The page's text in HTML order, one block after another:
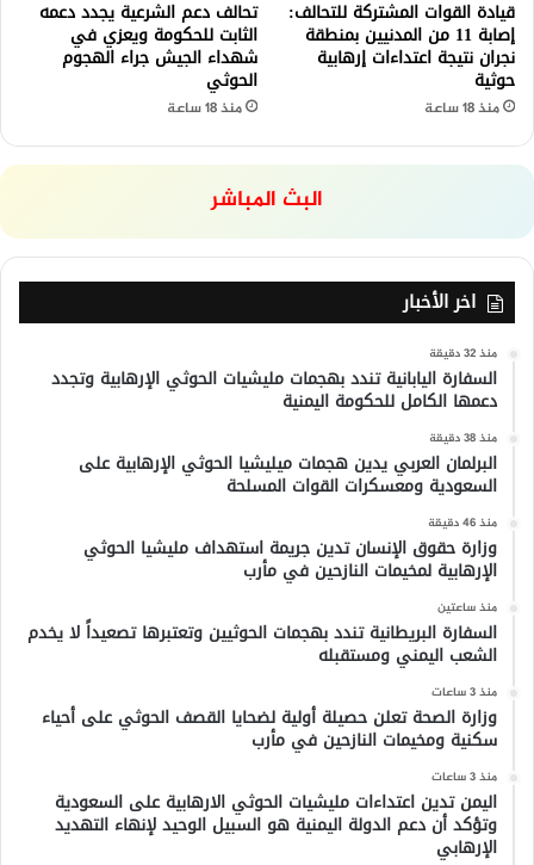
قيادة القوات المشتركة للتحالف:
إصابة 11 من المدنيين بمنطقة
نجران نتيجة اعتداءات إرهابية
حوثية
منذ 18 ساعة
تحالف دعم الشرعية يجدد دعمه
الثابت للحكومة ويعزي في
شهداء الجيش جراء الهجوم
الحوثي
منذ 18 ساعة
البث المباشر
اخر الأخبار
منذ 32 دقيقة
السفارة اليابانية تندد بهجمات مليشيات الحوثي الإرهابية وتجدد
دعمها الكامل للحكومة اليمنية
منذ 38 دقيقة
البرلمان العربي يدين هجمات ميليشيا الحوثي الإرهابية على
السعودية ومعسكرات القوات المسلحة
منذ 46 دقيقة
وزارة حقوق الإنسان تدين جريمة استهداف مليشيا الحوثي
الإرهابية لمخيمات النازحين في مأرب
منذ ساعتين
السفارة البريطانية تندد بهجمات الحوثيين وتعتبرها تصعيداً لا يخدم
الشعب اليمني ومستقبله
منذ 3 ساعات
وزارة الصحة تعلن حصيلة أولية لضحايا القصف الحوثي على أحياء
سكنية ومخيمات النازحين في مأرب
منذ 3 ساعات
اليمن تدين اعتداءات مليشيات الحوثي الارهابية على السعودية
وتؤكد أن دعم الدولة اليمنية هو السبيل الوحيد لإنهاء التهديد
الإرهابي